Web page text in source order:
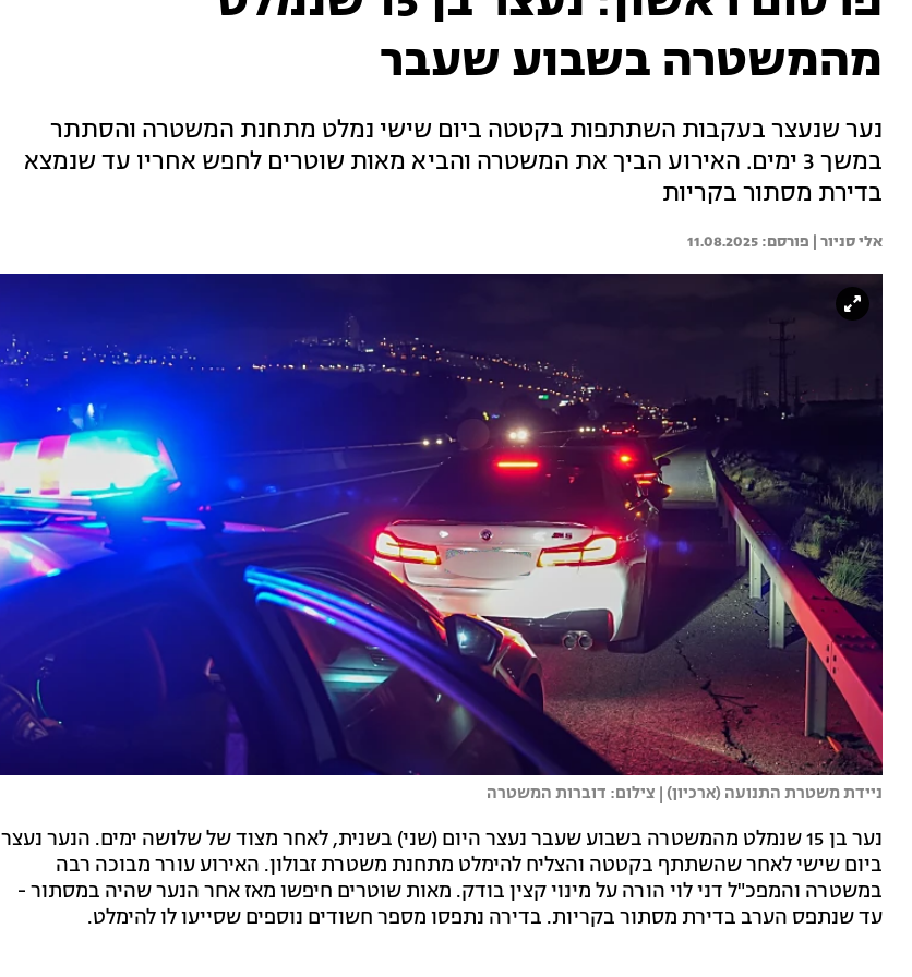
מהמשטרה בשבוע שעבר
נער שנעצר בעקבות השתתפות בקטטה ביום שישי נמלט מתחנת המשטרה והסתתר
במשך 3 ימים. האירוע הביך את המשטרה והביא מאות שוטרים לחפש אחריו עד שנמצא
בדירת מסתור בקריות
אלי סניור | 11.08.2025
ניידת משטרת התנועה (ארכיון) | צילום: דוברות המשטרה
נער בן 15 שנמלט מהמשטרה בשבוע שעבר נעצר היום (שני) בשנית, לאחר מצוד של שלושה ימים. הנער נעצר
ביום שישי לאחר שהשתתף בקטטה והצליח להימלט מתחנת משטרת זבולון. האירוע עורר מבוכה רבה
במשטרה והמפכ"ל דני לוי הורה על מינוי קצין בודק. מאות שוטרים חיפשו מאז אחר הנער שהיה במסתור -
עד שנתפס הערב בדירת מסתור בקריות. בדירה נתפסו מספר חשודים נוספים שסייעו לו להימלט.